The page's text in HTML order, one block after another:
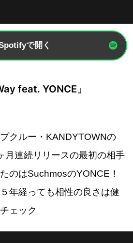
で開く
feat. YONCE」
クルー・KANDYTOWNの
月連続リリースの最初の相手
のはSuchmosのYONCE！
年経っても相性の良さは健
ェック